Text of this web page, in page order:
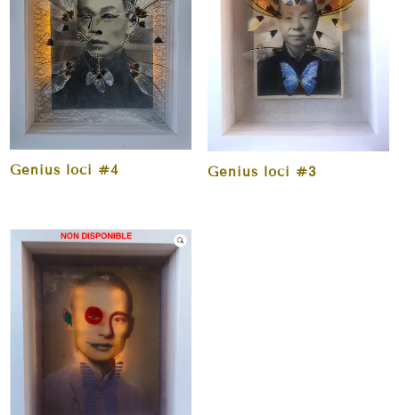
Genius loci #4 Genius loci #3